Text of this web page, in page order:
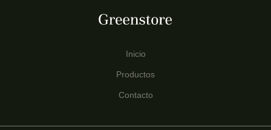
Inicio
Productos
Contacto